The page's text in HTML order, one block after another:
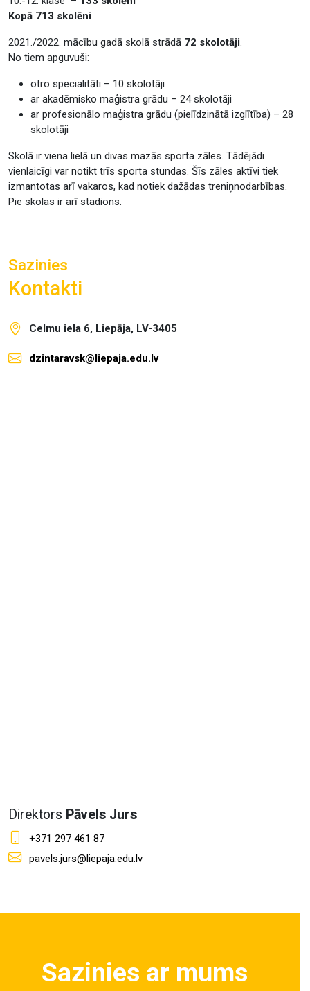
Kopā 713 skolēni
2021./2022. mācību gadā skolā strādā 72 skolotāji.
No tiem apguvuši:
otro specialitāti – 10 skolotāji
ar akadēmisko maģistra grādu – 24 skolotāji
ar profesionālo maģistra grādu (pielīdzinātā izglītība) – 28
skolotāji
Skolā ir viena lielā un divas mazās sporta zāles. Tādējādi
vienlaicīgi var notikt trīs sporta stundas. Šīs zāles aktīvi tiek
izmantotas arī vakaros, kad notiek dažādas treniņnodarbības.
Pie skolas ir arī stadions.
Sazinies
Kontakti
Celmu iela 6, Liepāja, LV-3405
dzintaravsk@liepaja.edu.lv
Direktors Pāvels Jurs
+371 297 461 87
pavels.jurs@liepaja.edu.lv
Sazinies ar mums